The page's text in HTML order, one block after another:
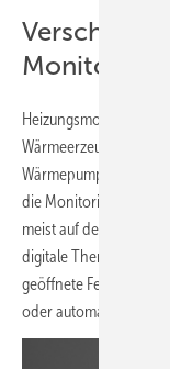
Monitoring
Heizungsmonitoring
Wärmeerzeuger: Gas-
Wärmepumpen und
die
meist auf den
digitale Thermostate
geöffnete Fenster
oder automatisch den